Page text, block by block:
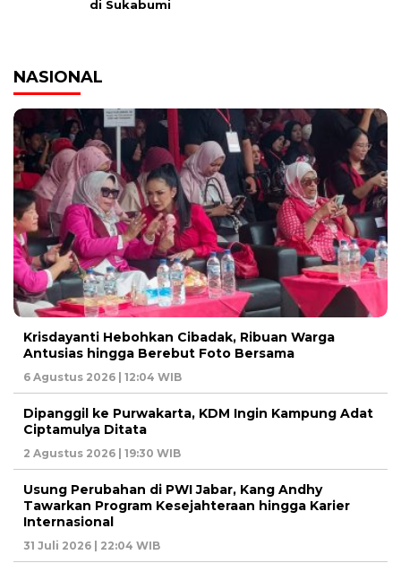
di Sukabumi
NASIONAL
Krisdayanti Hebohkan Cibadak, Ribuan Warga
Antusias hingga Berebut Foto Bersama
6 Agustus 2026 | 12:04 WIB
Dipanggil ke Purwakarta, KDM Ingin Kampung Adat
Ciptamulya Ditata
2 Agustus 2026 | 19:30 WIB
Usung Perubahan di PWI Jabar, Kang Andhy
Tawarkan Program Kesejahteraan hingga Karier
Internasional
31 Juli 2026 | 22:04 WIB